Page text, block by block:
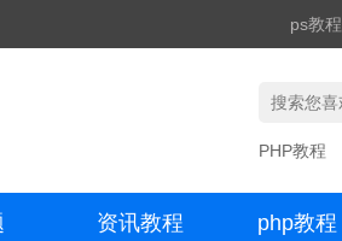
ps教程
PHP教程
资讯教程 php教程